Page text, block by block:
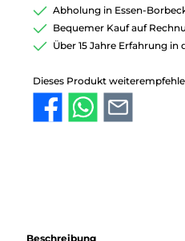
Abholung in Essen-
Bequemer Kauf auf
Über 15 Jahre Erfahrung in
Dieses Produkt
Beschreibung